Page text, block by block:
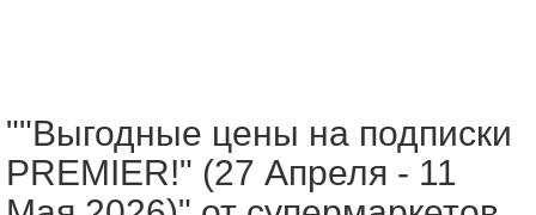
""Выгодные цены на подписки
PREMIER!" (27 Апреля - 11